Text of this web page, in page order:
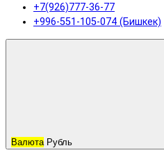
+7(926)777-36-77
+996-551-105-074 (Бишкек)
Валюта Рубль